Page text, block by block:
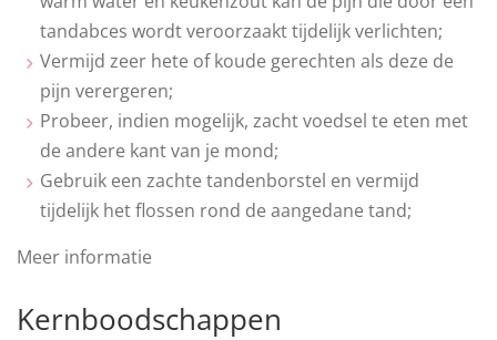
tandabces wordt veroorzaakt tijdelijk verlichten;
Vermijd zeer hete of koude gerechten als deze de
pijn verergeren;
Probeer, indien mogelijk, zacht voedsel te eten met
de andere kant van je mond;
Gebruik een zachte tandenborstel en vermijd
tijdelijk het flossen rond de aangedane tand;
Meer informatie
Kernboodschappen